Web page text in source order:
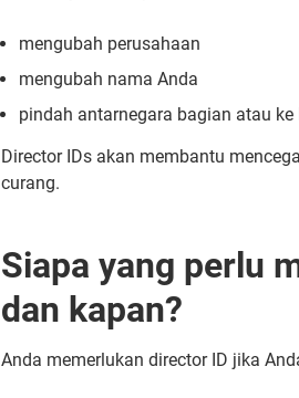
mengubah perusahaan
mengubah nama Anda
pindah antarnegara bagian atau ke
Director IDs akan membantu
curang.
Siapa yang perlu
dan kapan?
Anda memerlukan director ID jika